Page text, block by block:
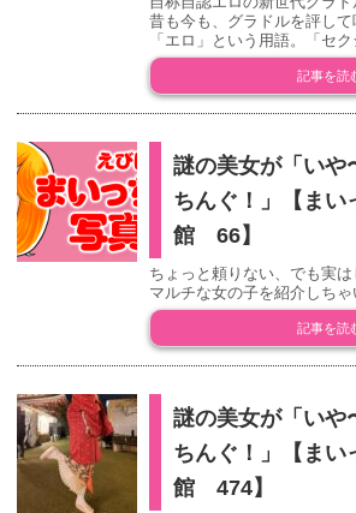
昔も今も、グラドルを評し
「エロ」という用語。「セ
記事を読
謎の美女が「いや
ちんぐ！」【まい
館 66】
ちょっと頼りない、でも実
マルチな女の子を紹介しちゃ
記事を読
謎の美女が「いや
ちんぐ！」【まい
館 474】